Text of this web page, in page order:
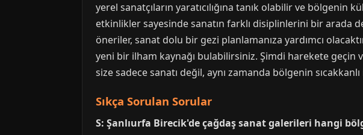
yerel sanatçıların yaratıcılığına tanık olabilir ve
etkinlikler sayesinde sanatın farklı disiplinlerini bir arada
öneriler, sanat dolu bir gezi planlamanıza yardımcı
yeni bir ilham kaynağı bulabilirsiniz. Şimdi harekete geçin
size sadece sanatı değil, aynı zamanda bölgenin
Sıkça Sorulan Sorular
S: Şanlıurfa Birecik'de çağdaş sanat galerileri hangi